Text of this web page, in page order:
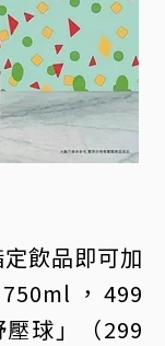
飲品即可加
，499
球」（299